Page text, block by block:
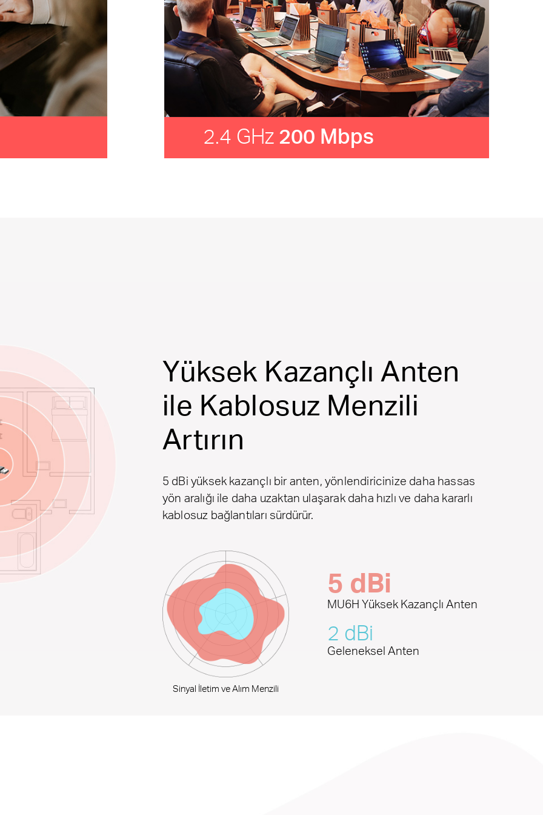
2.4 GHz 200 Mbps
Yüksek Kazançlı Anten
ile Kablosuz Menzili
Artırın
5 dBi yüksek kazançlı bir anten, yönlendiricinize daha hassas
yön aralığı ile daha uzaktan ulaşarak daha hızlı ve daha kararlı
kablosuz bağlantıları sürdürür.
Sinyal İletim ve Alım Menzili
5 dBi
MU6H Yüksek Kazançlı Anten
2 dBi
Geleneksel Anten